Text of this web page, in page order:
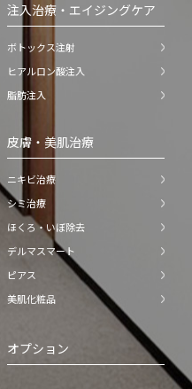
注入治療・エイジングケア
ボトックス注射
ヒアルロン酸注入
脂肪注入
皮膚・美肌治療
ニキビ治療
シミ治療
ほくろ・いぼ除去
デルマスマート
ピアス
美肌化粧品
オプション